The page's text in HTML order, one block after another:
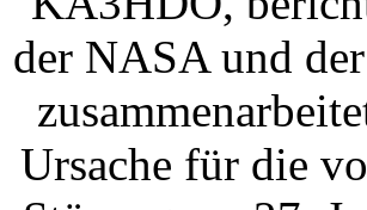
der NASA und
Ursache für die